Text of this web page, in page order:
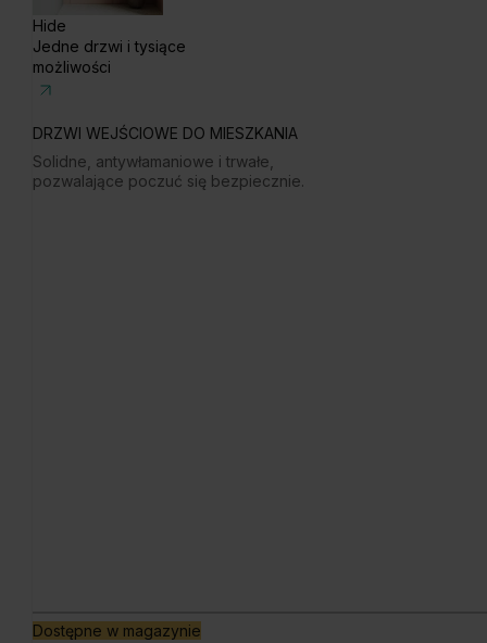
Hide
Jedne drzwi i tysiące
możliwości
DRZWI WEJŚCIOWE DO MIESZKANIA
Solidne, antywłamaniowe i trwałe,
pozwalające poczuć się bezpiecznie.
Dostępne w magazynie